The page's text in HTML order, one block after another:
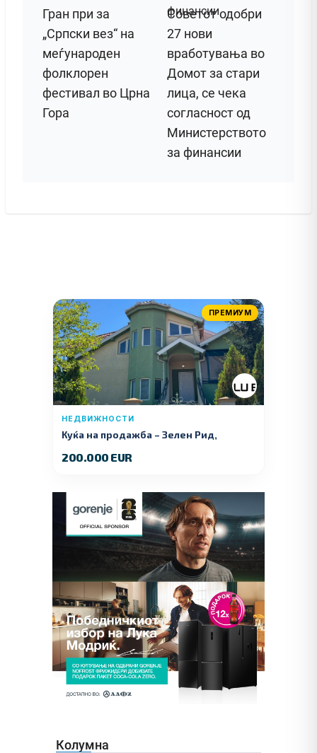
Гран при за
„Српски вез“ на
меѓународен
фолклорен
фестивал во Црна
Гора
Советот одобри
27 нови
вработувања во
Домот за стари
лица, се чека
согласност од
Министерството
за финансии
ПРЕМИУМ
НЕДВИЖНОСТИ
Куќа на продажба – Зелeн Рид,
200.000 EUR
Колумна